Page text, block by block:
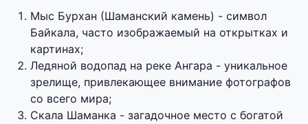
Мыс Бурхан (Шаманский камень) - символ
Байкала, часто изображаемый на открытках и
картинах;
Ледяной водопад на реке Ангара - уникальное
зрелище, привлекающее внимание фотографов
со всего мира;
Скала Шаманка - загадочное место с богатой